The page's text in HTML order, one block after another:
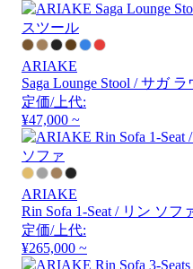
ARIAKE
Saga Lounge Stool / サガ
定価/上代:
¥47,000 ~
ARIAKE
Rin Sofa 1-Seat / リン ソフ
定価/上代:
¥265,000 ~